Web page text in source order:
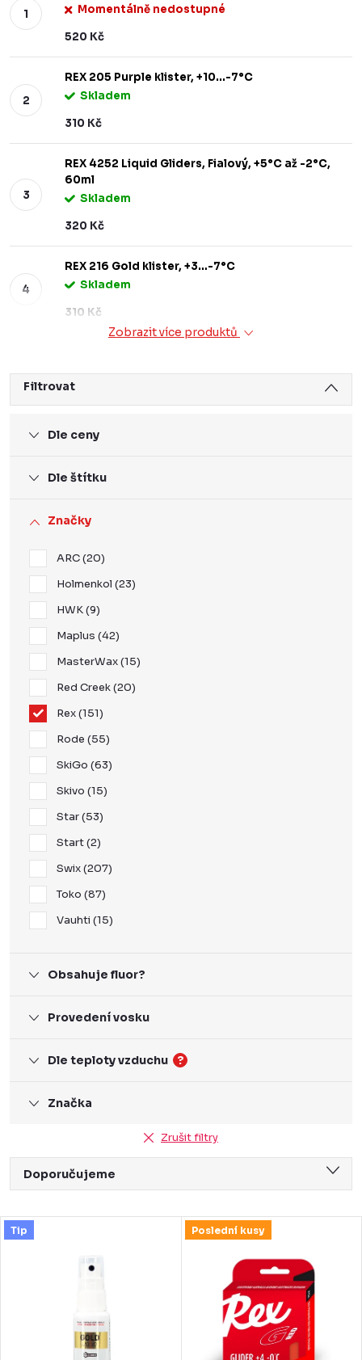
Momentálně nedostupné
520 Kč
REX 205 Purple klister, +10...-7°C
Skladem
310 Kč
REX 4252 Liquid Gliders, Fialový, +5°C až -2°C,
60ml
Skladem
320 Kč
REX 216 Gold klister, +3…-7°C
Skladem
310 Kč
Zobrazit více produktů
Filtrovat
Dle ceny
Dle štítku
Značky
ARC 20
Holmenkol 23
HWK 9
Maplus 42
MasterWax 15
Red Creek 20
Rex 151
Rode 55
SkiGo 63
Skivo 15
Star 53
Start 2
Swix 207
Toko 87
Vauhti 15
Obsahuje fluor?
Provedení vosku
Dle teploty vzduchu ?
Značka
Zrušit filtry
Ř
a
z
Doporučujeme
Nejdražší
Nejprodávanější
V
Tip Poslední kusy